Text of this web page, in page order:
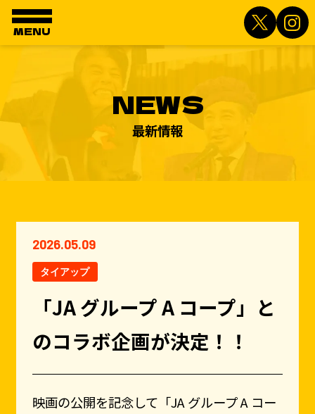
MENU
NEWS
最新情報
2026.05.09
タイアップ
「JA グループ A コープ」と
のコラボ企画が決定！！
映画の公開を記念して「JA グループ A コー